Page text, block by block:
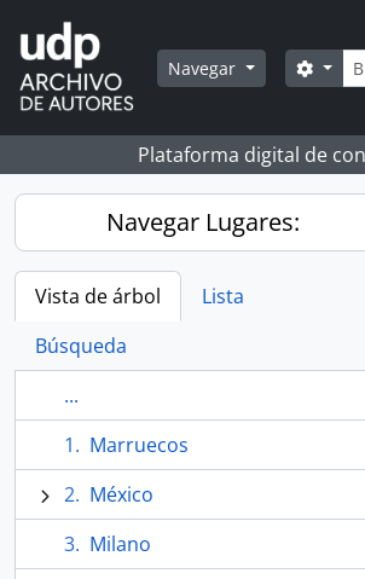
Skip to main content
Navegar
Plataforma digital de
Navegar Lugares:
Vista de árbol
Lista
Búsqueda
...
Marruecos
México
Milano